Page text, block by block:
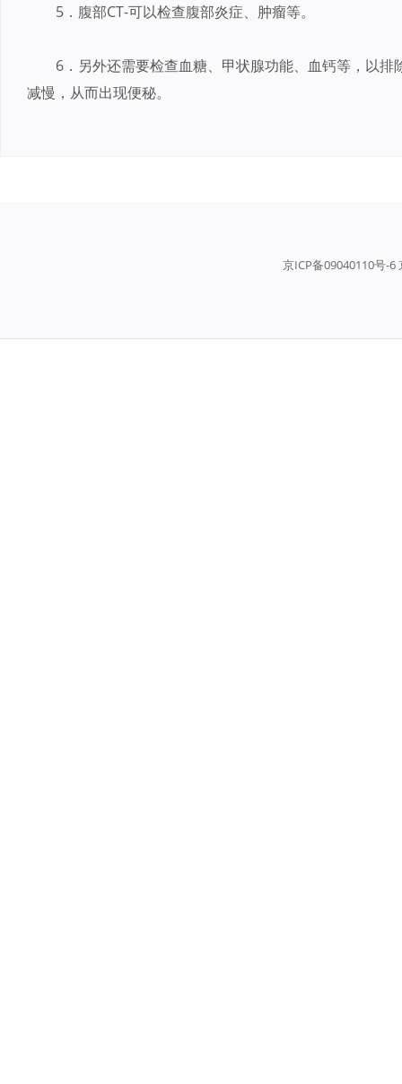
5．腹部CT-可以检查腹部炎症、肿瘤等。
6．另外还需要检查血糖、甲状腺功能、血钙等，以
减慢，从而出现便秘。
京ICP备09040110号-6